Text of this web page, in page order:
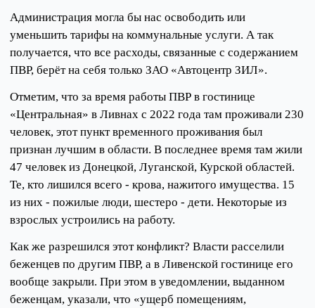
Администрация могла бы нас освободить или
уменьшить тарифы на коммунальные услуги. А так
получается, что все расходы, связанные с содержанием
ПВР, берёт на себя только ЗАО «Автоцентр ЗИЛ».
Отметим, что за время работы ПВР в гостинице
«Центральная» в Ливнах с 2022 года там проживали 230
человек, этот пункт временного проживания был
признан лучшим в области. В последнее время там жили
47 человек из Донецкой, Луганской, Курской областей.
Те, кто лишился всего - крова, нажитого имущества. 15
из них - пожилые люди, шестеро - дети. Некоторые из
взрослых устроились на работу.
Как же разрешился этот конфликт? Власти расселили
беженцев по другим ПВР, а в Ливенской гостинице его
вообще закрыли. При этом в уведомлении, выданном
беженцам, указали, что «ущерб помещениям,